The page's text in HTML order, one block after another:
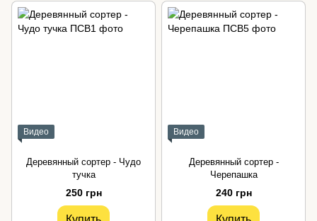
Видео
Деревянный сортер - Чудо
тучка
250 грн
Видео
Деревянный сортер -
Черепашка
240 грн